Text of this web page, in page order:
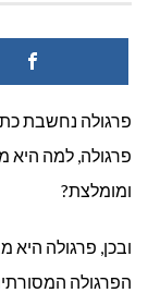
פרגולה נחשבת
פרגולה, למה היא
ומומלצת?
ובכן, פרגולה היא
הפרגולה